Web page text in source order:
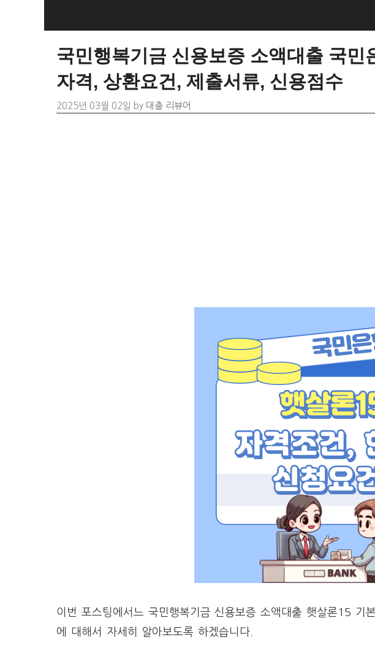
국민행복기금 신용보증 소액대출 국민
자격, 상환요건, 제출서류, 신용점수
2025년 03월 02일 by 대출 리뷰어
이번 포스팅에서느 국민행복기금 신용보증 소액대출 햇살론15 기
에 대해서 자세히 알아보도록 하겠습니다.